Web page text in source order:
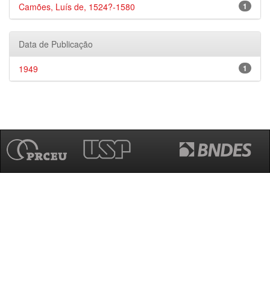
1
Camões, Luís de, 1524?-1580
Data de Publicação
1
1949